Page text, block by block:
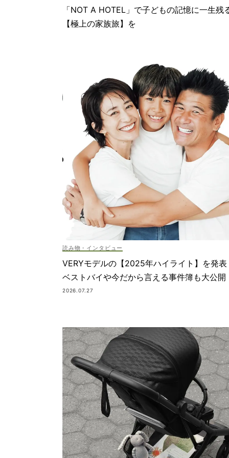
「NOT A HOTEL」で子どもの記憶に一生残
【極上の家族旅】を
読み物・インタビュー
VERYモデルの【2025年ハイライト】を発表
ベストバイや今だから言える事件簿も大公開
2026.07.27